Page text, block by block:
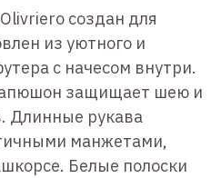
создан для
из уютного и
с начесом внутри.
защищает шею и
Длинные рукава
манжетами,
Белые полоски